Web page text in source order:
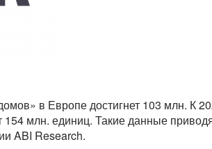
в Европе достигнет 103 млн. К
154 млн. единиц. Такие данные
ABI Research.